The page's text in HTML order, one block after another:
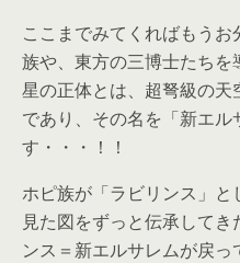
ここまでみてくればもう
族や、東方の三博士たちを
星の正体とは、超弩級の天
であり、その名を「新エル
す・・・！！
ホピ族が「ラビリンス」
見た図をずっと伝承して
ンス＝新エルサレムが戻